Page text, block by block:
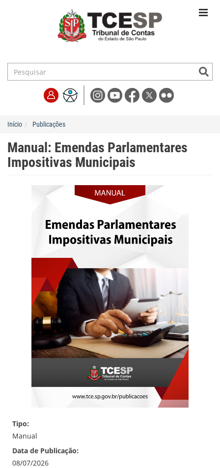
Início Publicações
Manual: Emendas Parlamentares
Impositivas Municipais
Tipo:
Manual
Data de Publicação:
08/07/2026